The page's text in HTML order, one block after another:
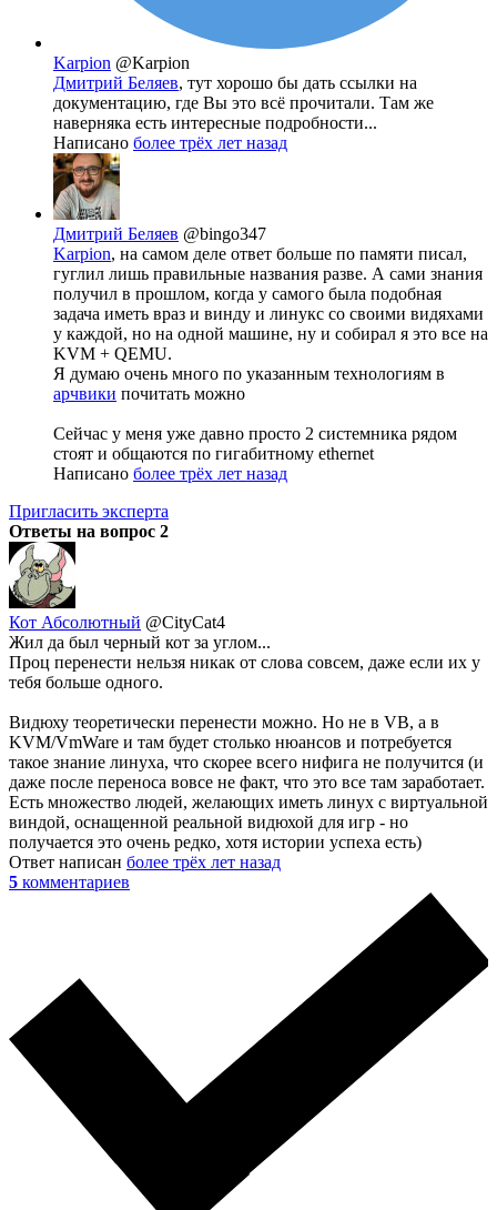
Karpion @Karpion
Дмитрий Беляев, тут хорошо бы дать ссылки на
документацию, где Вы это всё прочитали. Там же
наверняка есть интересные подробности...
Написано более трёх лет назад
Дмитрий Беляев @bingo347
Karpion, на самом деле ответ больше по памяти писал,
гуглил лишь правильные названия разве. А сами знания
получил в прошлом, когда у самого была подобная
задача иметь враз и винду и линукс со своими видяхами
у каждой, но на одной машине, ну и собирал я это все на
KVM + QEMU.
Я думаю очень много по указанным технологиям в
арчвики почитать можно
Сейчас у меня уже давно просто 2 системника рядом
стоят и общаются по гигабитному ethernet
Написано более трёх лет назад
Пригласить эксперта
Ответы на вопрос 2
Кот Абсолютный @CityCat4
Жил да был черный кот за углом...
Проц перенести нельзя никак от слова совсем, даже если их у
тебя больше одного.
Видюху теоретически перенести можно. Но не в VB, а в
KVM/VmWare и там будет столько нюансов и потребуется
такое знание линуха, что скорее всего нифига не получится (и
даже после переноса вовсе не факт, что это все там заработает.
Есть множество людей, желающих иметь линух с виртуальной
виндой, оснащенной реальной видюхой для игр - но
получается это очень редко, хотя истории успеха есть)
Ответ написан более трёх лет назад
5 комментариев